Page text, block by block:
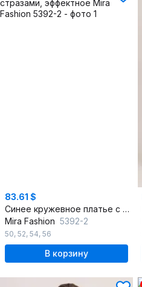
83.61 $
Синее кружевное платье с стразами, эффектное
Mira Fashion 5392-2
50, 52, 54, 56
В корзину